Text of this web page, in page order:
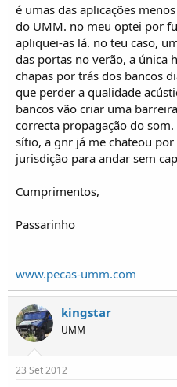
é umas das aplicações
do UMM. no meu optei por
apliquei-as lá. no teu caso,
das portas no verão, a única
chapas por trás dos bancos
que perder a qualidade
bancos vão criar uma
correcta propagação do
sítio, a gnr já me chateou
jurisdição para andar sem
Cumprimentos,
Passarinho
www.pecas-umm.com
kingstar
UMM
23 Set 2012